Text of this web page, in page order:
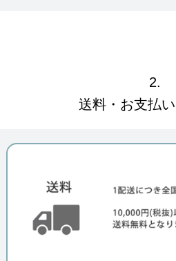
2.
送料・お支払